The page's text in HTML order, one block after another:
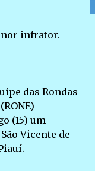
infrator.
das Rondas
(15) um
Vicente de